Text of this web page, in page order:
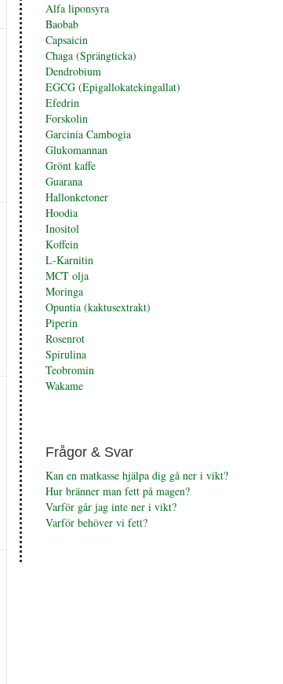
Alfa liponsyra
Baobab
Capsaicin
Chaga (Sprängticka)
Dendrobium
EGCG (Epigallokatekingallat)
Efedrin
Forskolin
Garcinia Cambogia
Glukomannan
Grönt kaffe
Guarana
Hallonketoner
Hoodia
Inositol
Koffein
L-Karnitin
MCT olja
Moringa
Opuntia (kaktusextrakt)
Piperin
Rosenrot
Spirulina
Teobromin
Wakame
Frågor & Svar
Kan en matkasse hjälpa dig gå ner i vikt?
Hur bränner man fett på magen?
Varför går jag inte ner i vikt?
Varför behöver vi fett?